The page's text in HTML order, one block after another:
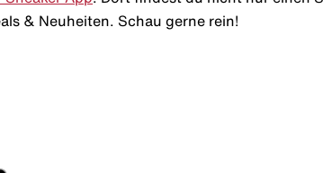
& Neuheiten. Schau gerne rein!